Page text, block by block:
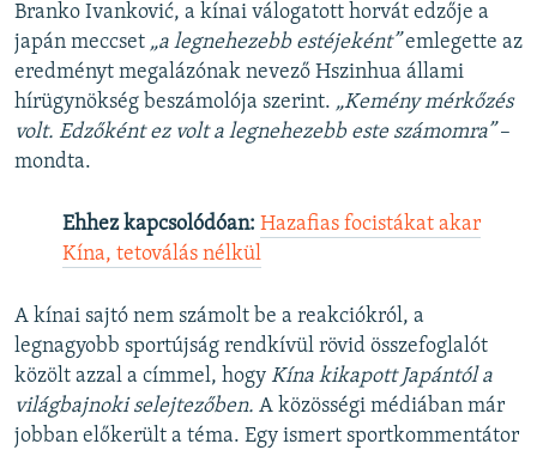
Branko Ivanković, a kínai válogatott horvát edzője a
japán meccset „a legnehezebb estéjeként”emlegette az
eredményt megalázónak nevező Hszinhua állami
hírügynökség beszámolója szerint. „Kemény mérkőzés
volt. Edzőként ez volt a legnehezebb este számomra”–
mondta.
Ehhez kapcsolódóan: Hazafias focistákat akar
Kína, tetoválás nélkül
A kínai sajtó nem számolt be a reakciókról, a
legnagyobb sportújság rendkívül rövid összefoglalót
közölt azzal a címmel, hogy Kína kikapott Japántól a
világbajnoki selejtezőben. A közösségi médiában már
jobban előkerült a téma. Egy ismert sportkommentátor